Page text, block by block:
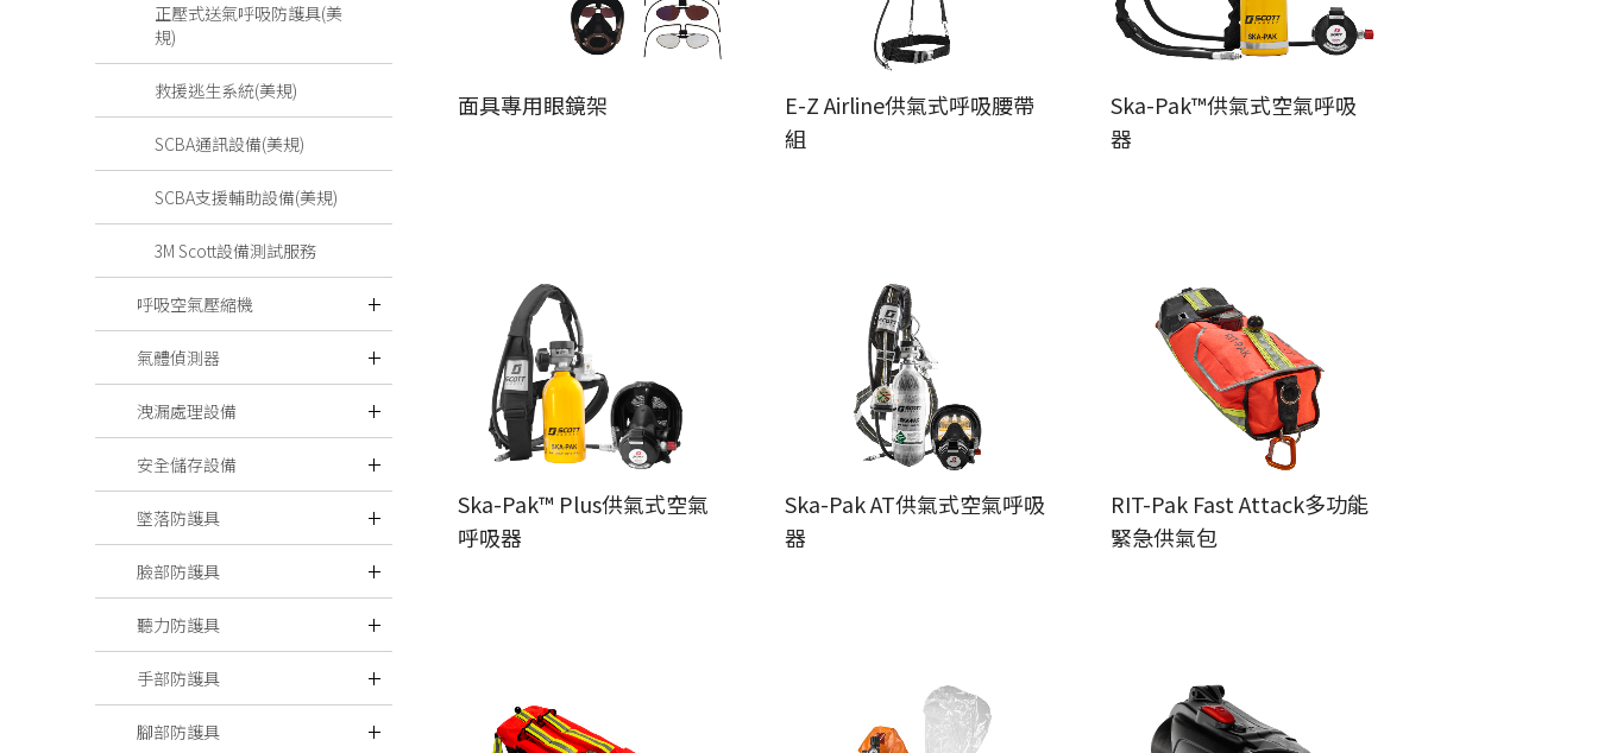
正壓式送氣呼吸防護具(美
規)
救援逃生系統(美規)
SCBA通訊設備(美規)
SCBA支援輔助設備(美規)
3M Scott設備測試服務
呼吸空氣壓縮機
氣體偵測器
洩漏處理設備
安全儲存設備
墜落防護具
臉部防護具
聽力防護具
手部防護具
腳部防護具
面具專用眼鏡架
E-Z Airline供氣式呼吸腰帶
組
Ska-Pak™供氣式空氣呼吸
器
Ska-Pak™ Plus供氣式空氣
呼吸器
Ska-Pak AT供氣式空氣呼吸
器
RIT-Pak Fast Attack多功能
緊急供氣包